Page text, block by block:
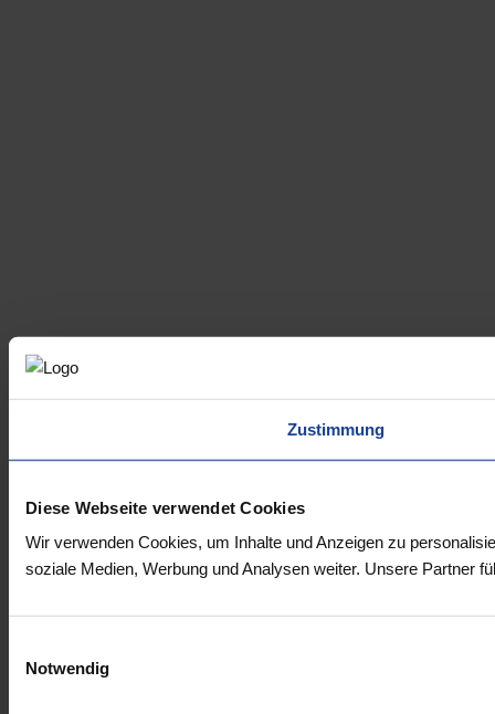
Zustimmung
Diese Webseite verwendet Cookies
Wir verwenden Cookies, um Inhalte und Anzeigen zu
soziale Medien, Werbung und Analysen weiter. Unsere Partner
Notwendig